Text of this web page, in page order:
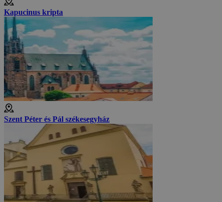
Kapucinus kripta
Szent Péter és Pál székesegyház